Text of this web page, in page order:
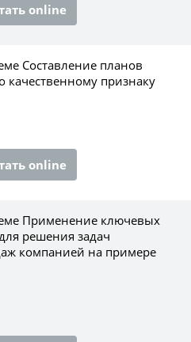
online
Составление планов
качественному признаку
online
Применение ключевых
решения задач
компанией на примере